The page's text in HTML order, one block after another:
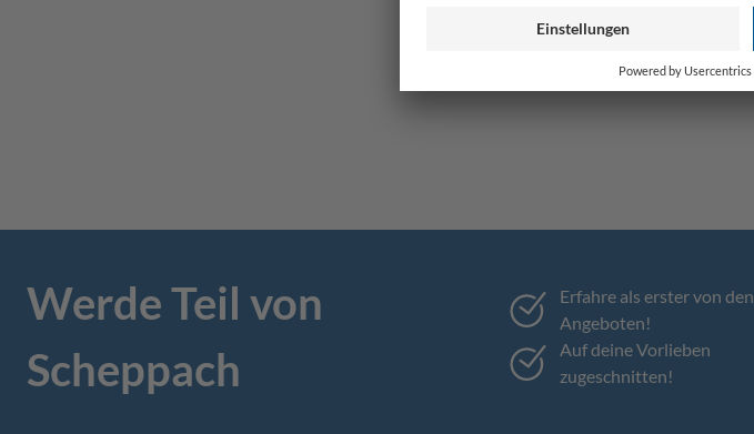
Werde Teil von
Scheppach
Erfahre als erster von den
Angeboten!
Auf deine Vorlieben
zugeschnitten!